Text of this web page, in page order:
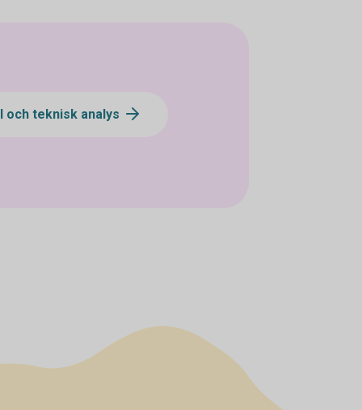
och teknisk analys